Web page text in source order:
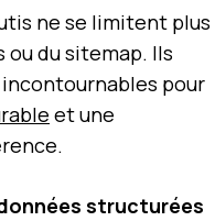
ne se limitent plus
ou du sitemap. Ils
incontournables pour
et une
structurées